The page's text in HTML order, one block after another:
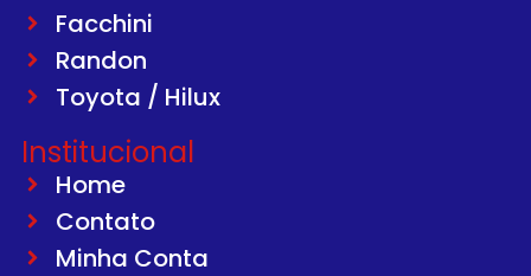
Facchini
Randon
Toyota / Hilux
Institucional
Home
Contato
Minha Conta